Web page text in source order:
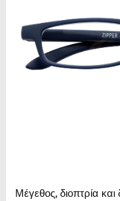
Μέγεθος, διοπτρία και